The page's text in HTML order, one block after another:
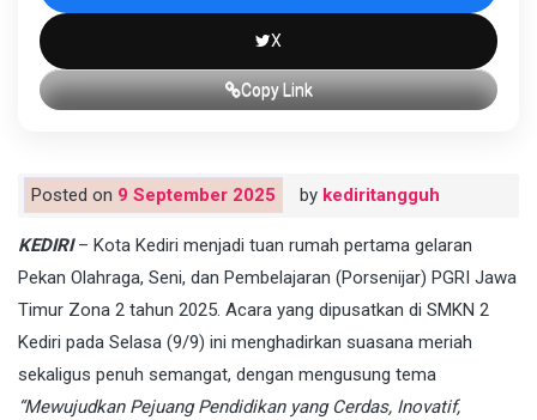
X
Copy Link
Posted on 9 September 2025 by kediritangguh
KEDIRI– Kota Kediri menjadi tuan rumah pertama gelaran
Pekan Olahraga, Seni, dan Pembelajaran (Porsenijar) PGRI Jawa
Timur Zona 2 tahun 2025. Acara yang dipusatkan di SMKN 2
Kediri pada Selasa (9/9) ini menghadirkan suasana meriah
sekaligus penuh semangat, dengan mengusung tema
“Mewujudkan Pejuang Pendidikan yang Cerdas, Inovatif,